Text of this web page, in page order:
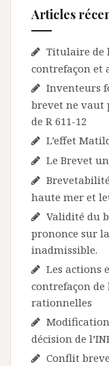
Articles
Titulaire de
contrefaçon et
Inventeurs
brevet ne vaut
de R 611-12
L’effet
Le Brevet
haute mer et
Validité du
prononce sur
inadmissible.
Les actions
contrefaçon
rationnelles
décision de
Conflit